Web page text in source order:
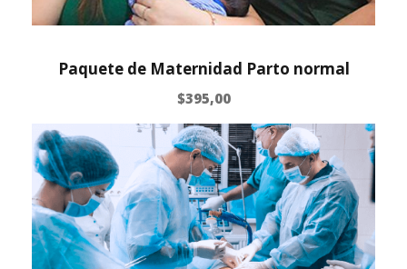
Paquete de Maternidad Parto normal
$395,00